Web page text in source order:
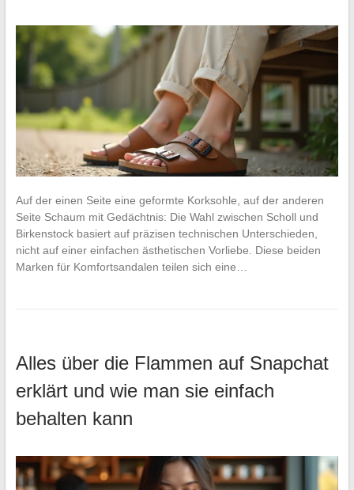
Auf der einen Seite eine geformte Korksohle, auf der anderen
Seite Schaum mit Gedächtnis: Die Wahl zwischen Scholl und
Birkenstock basiert auf präzisen technischen Unterschieden,
nicht auf einer einfachen ästhetischen Vorliebe. Diese beiden
Marken für Komfortsandalen teilen sich eine…
Alles über die Flammen auf Snapchat
erklärt und wie man sie einfach
behalten kann